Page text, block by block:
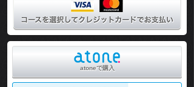
atoneで購入